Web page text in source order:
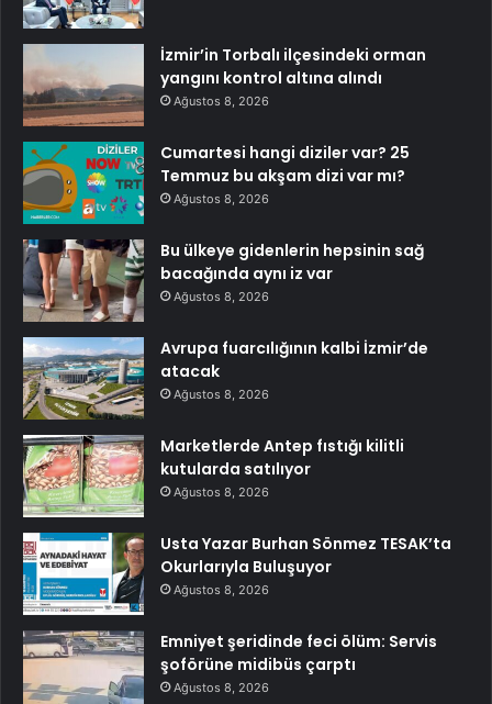
İzmir’in Torbalı ilçesindeki orman
yangını kontrol altına alındı
Ağustos 8, 2026
Cumartesi hangi diziler var? 25
Temmuz bu akşam dizi var mı?
Ağustos 8, 2026
Bu ülkeye gidenlerin hepsinin sağ
bacağında aynı iz var
Ağustos 8, 2026
Avrupa fuarcılığının kalbi İzmir’de
atacak
Ağustos 8, 2026
Marketlerde Antep fıstığı kilitli
kutularda satılıyor
Ağustos 8, 2026
Usta Yazar Burhan Sönmez TESAK’ta
Okurlarıyla Buluşuyor
Ağustos 8, 2026
Emniyet şeridinde feci ölüm: Servis
şoförüne midibüs çarptı
Ağustos 8, 2026